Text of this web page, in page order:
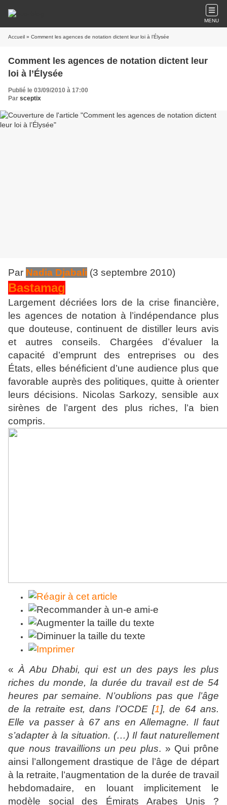
MENU
Accueil » Comment les agences de notation dictent leur loi à l’Élysée
Comment les agences de notation dictent leur
loi à l’Élysée
Publié le 03/09/2010 à 17:00
Par sceptix
Par Nadia Djabali (3 septembre 2010)
Bastamag
Largement décriées lors de la crise financière,
les agences de notation à l’indépendance plus
que douteuse, continuent de distiller leurs avis
et autres conseils. Chargées d’évaluer la
capacité d’emprunt des entreprises ou des
États, elles bénéficient d’une audience plus que
favorable auprès des politiques, quitte à orienter
leurs décisions. Nicolas Sarkozy, sensible aux
sirènes de l’argent des plus riches, l’a bien
compris.
«À Abu Dhabi, qui est un des pays les plus
riches du monde, la durée du travail est de 54
heures par semaine. N’oublions pas que l’âge
de la retraite est, dans l’OCDE [1], de 64 ans.
Elle va passer à 67 ans en Allemagne. Il faut
s’adapter à la situation. (…) Il faut naturellement
que nous travaillions un peu plus. » Qui prône
ainsi l’allongement drastique de l’âge de départ
à la retraite, l’augmentation de la durée de travail
hebdomadaire, en louant implicitement le
modèle social des Émirats Arabes Unis ?